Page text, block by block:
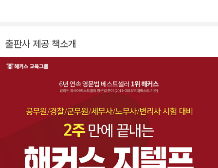
출판사 제공 책소개